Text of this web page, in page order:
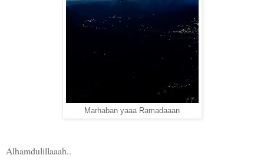
Marhaban yaaa Ramadaaan
Alhamdulillaaah..